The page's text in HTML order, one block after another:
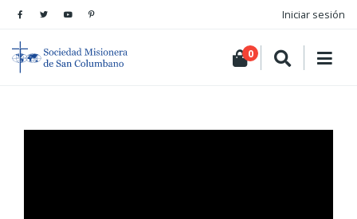
Iniciar sesión
0